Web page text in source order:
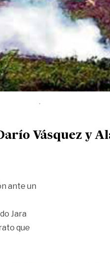
Vásquez y
ante un
Jara
que